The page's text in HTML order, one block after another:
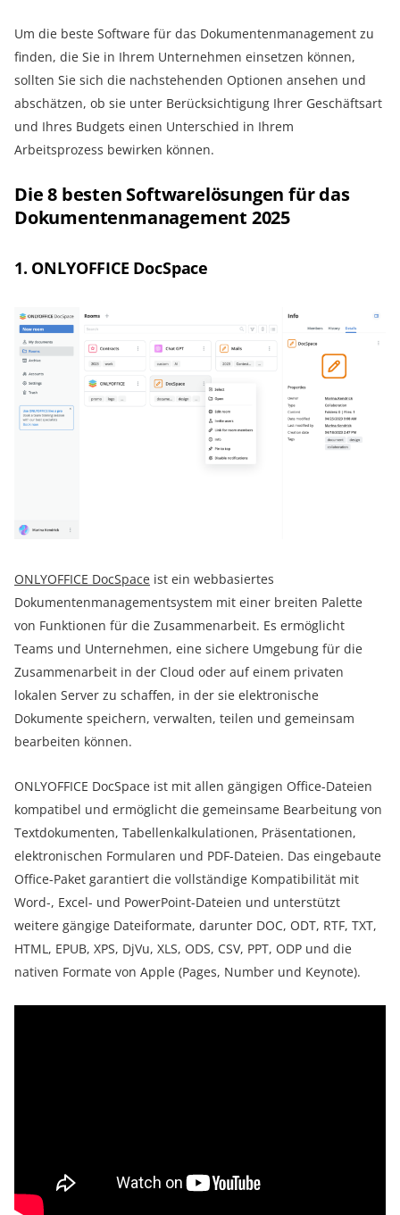
Um die beste Software für das Dokumentenmanagement zu
finden, die Sie in Ihrem Unternehmen einsetzen können,
sollten Sie sich die nachstehenden Optionen ansehen und
abschätzen, ob sie unter Berücksichtigung Ihrer Geschäftsart
und Ihres Budgets einen Unterschied in Ihrem
Arbeitsprozess bewirken können.
Die 8 besten Softwarelösungen für das
Dokumentenmanagement 2025
1. ONLYOFFICE DocSpace
ONLYOFFICE DocSpace ist ein webbasiertes
Dokumentenmanagementsystem mit einer breiten Palette
von Funktionen für die Zusammenarbeit. Es ermöglicht
Teams und Unternehmen, eine sichere Umgebung für die
Zusammenarbeit in der Cloud oder auf einem privaten
lokalen Server zu schaffen, in der sie elektronische
Dokumente speichern, verwalten, teilen und gemeinsam
bearbeiten können.
ONLYOFFICE DocSpace ist mit allen gängigen Office-Dateien
kompatibel und ermöglicht die gemeinsame Bearbeitung von
Textdokumenten, Tabellenkalkulationen, Präsentationen,
elektronischen Formularen und PDF-Dateien. Das eingebaute
Office-Paket garantiert die vollständige Kompatibilität mit
Word-, Excel- und PowerPoint-Dateien und unterstützt
weitere gängige Dateiformate, darunter DOC, ODT, RTF, TXT,
HTML, EPUB, XPS, DjVu, XLS, ODS, CSV, PPT, ODP und die
nativen Formate von Apple (Pages, Number und Keynote).